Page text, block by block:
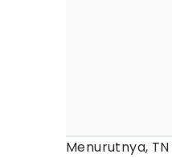
Menurutnya,